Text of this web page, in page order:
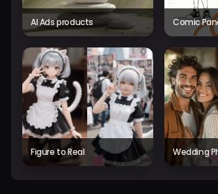
AI Ads products Comic
Figure to Real Wedding